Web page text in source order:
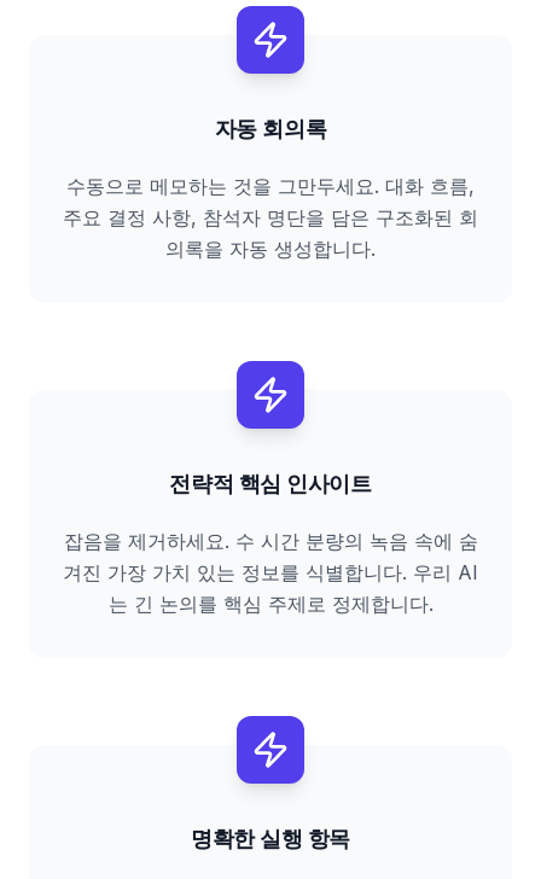
자동 회의록
수동으로 메모하는 것을 그만두세요. 대화 흐름,
주요 결정 사항, 참석자 명단을 담은 구조화된 회
의록을 자동 생성합니다.
전략적 핵심 인사이트
잡음을 제거하세요. 수 시간 분량의 녹음 속에 숨
겨진 가장 가치 있는 정보를 식별합니다. 우리 AI
는 긴 논의를 핵심 주제로 정제합니다.
명확한 실행 항목